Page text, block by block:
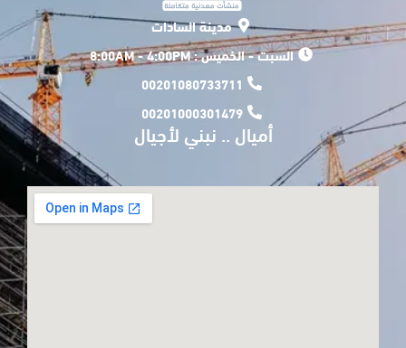
مدينة السادات
السبت - الخميس : 8:00AM - 4:00PM
00201080733711
00201000301479
أميال .. نبني لأجيال